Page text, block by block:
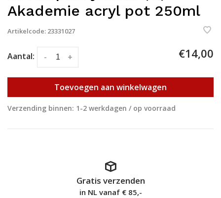
Akademie acryl pot 250ml
Artikelcode: 23331027
Aantal: +
- €14,00
Toevoegen aan winkelwagen
Verzending binnen: 1-2 werkdagen / op voorraad
Gratis verzenden
in NL vanaf € 85,-